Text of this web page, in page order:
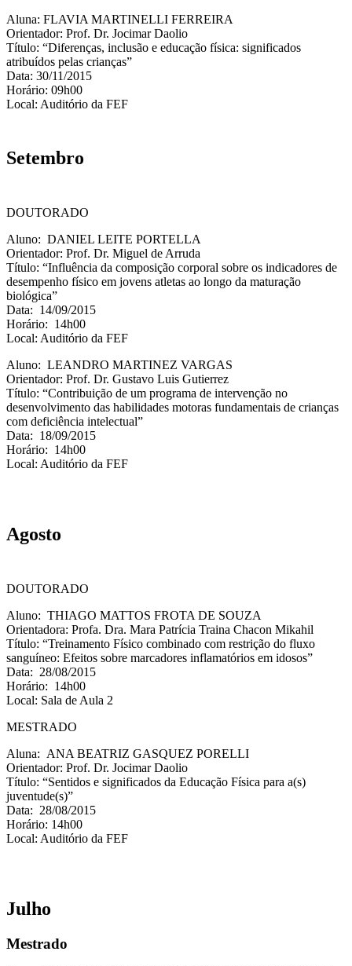
Aluna: FLAVIA MARTINELLI FERREIRA
Orientador: Prof. Dr. Jocimar Daolio
Título: “Diferenças, inclusão e educação física: significados
atribuídos pelas crianças”
Data: 30/11/2015
Horário: 09h00
Local: Auditório da FEF
Setembro
DOUTORADO
Aluno: DANIEL LEITE PORTELLA
Orientador: Prof. Dr. Miguel de Arruda
Título: “Influência da composição corporal sobre os indicadores de
desempenho físico em jovens atletas ao longo da maturação
biológica”
Data: 14/09/2015
Horário: 14h00
Local: Auditório da FEF
Aluno: LEANDRO MARTINEZ VARGAS
Orientador: Prof. Dr. Gustavo Luis Gutierrez
Título: “Contribuição de um programa de intervenção no
desenvolvimento das habilidades motoras fundamentais de crianças
com deficiência intelectual”
Data: 18/09/2015
Horário: 14h00
Local: Auditório da FEF
Agosto
DOUTORADO
Aluno: THIAGO MATTOS FROTA DE SOUZA
Orientadora: Profa. Dra. Mara Patrícia Traina Chacon Mikahil
Título: “Treinamento Físico combinado com restrição do fluxo
sanguíneo: Efeitos sobre marcadores inflamatórios em idosos”
Data: 28/08/2015
Horário: 14h00
Local: Sala de Aula 2
MESTRADO
Aluna: ANA BEATRIZ GASQUEZ PORELLI
Orientador: Prof. Dr. Jocimar Daolio
Título: “Sentidos e significados da Educação Física para a(s)
juventude(s)”
Data: 28/08/2015
Horário: 14h00
Local: Auditório da FEF
Julho
Mestrado